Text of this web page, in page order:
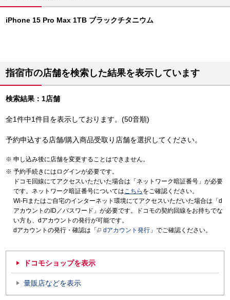
iPhone 15 Pro Max 1TB ブラックチタニウム
指宿市の店舗を検索した結果を表示しています
検索結果：1店舗
全1件中1件目を表示しております。(50音順)
予約申込する店舗/購入商品受取り店舗を選択してください。
申し込み後に店舗を変更することはできません。
予約手続きにはログインが必要です。
ドコモ回線にてアクセスいただいた場合は「ネットワーク暗証番号」が必要
です。ネットワーク暗証番号についてはこちら をご確認ください。
Wi-Fiまたはご自宅のインターネット環境にてアクセスいただいた場合は「d
アカウントのID／パスワード」が必要です。ドコモの契約回線をお持ちでな
い方も、dアカウントの発行が可能です。
dアカウントの発行・確認は「
dアカウント発行 」でご確認ください。
ドコモショップを表示
量販店などを表示